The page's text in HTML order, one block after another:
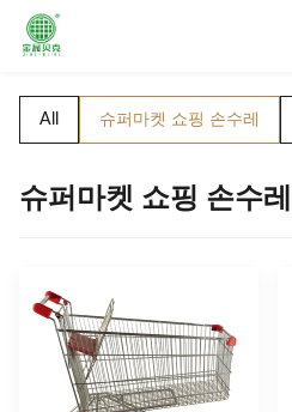
All 슈퍼마켓 쇼핑 손수레
슈퍼마켓 쇼핑 손수레